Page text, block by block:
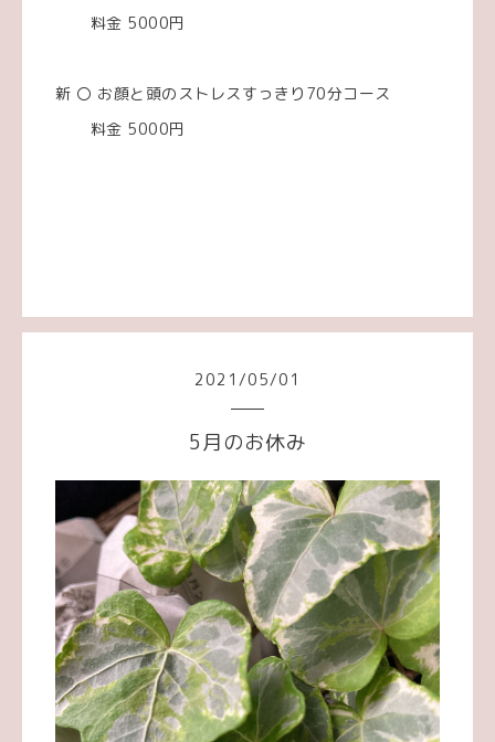
料金 5000円
新 〇 お顔と頭のストレスすっきり70分コース
料金 5000円
2021 /05/01
5月のお休み